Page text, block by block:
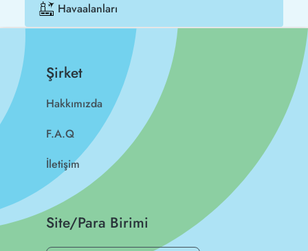
Havaalanları
Şirket
Hakkımızda
F.A.Q
İletişim
Site/Para Birimi